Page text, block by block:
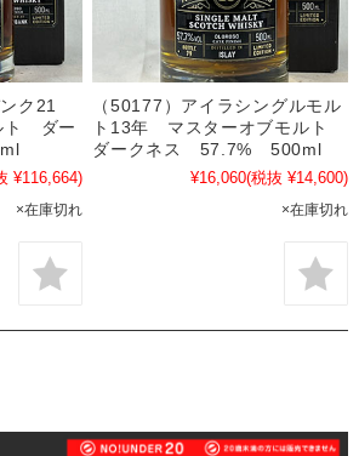
ク21
ト ダー
¥116,664)
×在庫切れ
（50177）アイラシングルモル
ト13年 マスターオブモルト
ダークネス 57.7% 500ml
¥16,060(税抜 ¥14,600)
×在庫切れ